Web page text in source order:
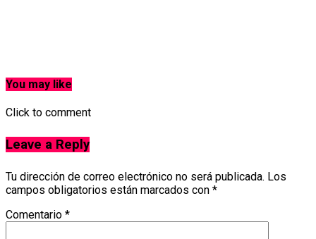
You may like
Click to comment
Leave a Reply
Tu dirección de correo electrónico no será publicada. Los
campos obligatorios están marcados con *
Comentario *